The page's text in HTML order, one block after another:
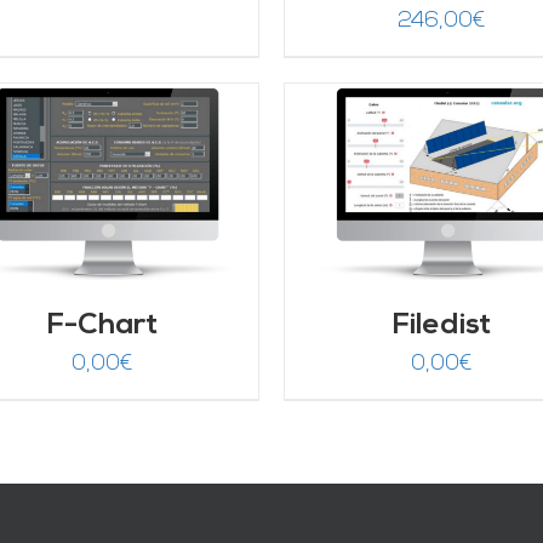
246,00€
F-Chart
0,00€
AÑADIR AL CARRITO
DETALLES
Filedist
0,00€
AÑADIR AL CARRITO
DETALLES